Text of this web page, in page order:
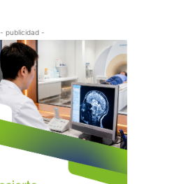
- publicidad -